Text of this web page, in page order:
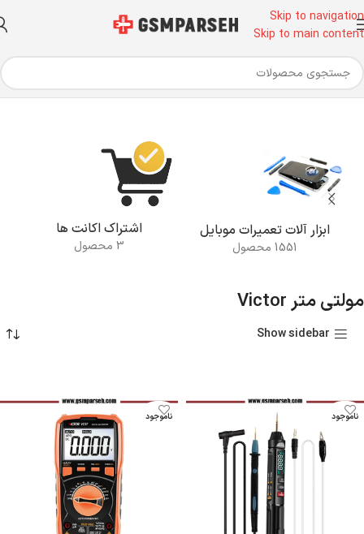
Skip to navigation
Skip to main content
خانه
ابزار آلات تعمیرات موبایل
1551 محصول
اشتراک اکانت ها
3 محصول
مولتی متر Victor
Show sidebar
ناموجود ناموجود